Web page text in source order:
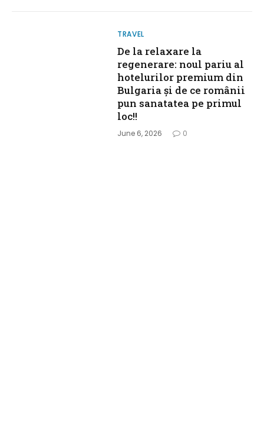
TRAVEL
De la relaxare la
regenerare: noul pariu al
hotelurilor premium din
Bulgaria și de ce românii
pun sanatatea pe primul
loc!!
June 6, 2026 0